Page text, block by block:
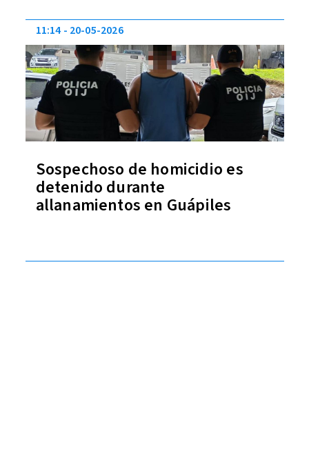
Sospechoso de homicidio es
detenido durante
allanamientos en Guápiles
11:14 20-05-2026